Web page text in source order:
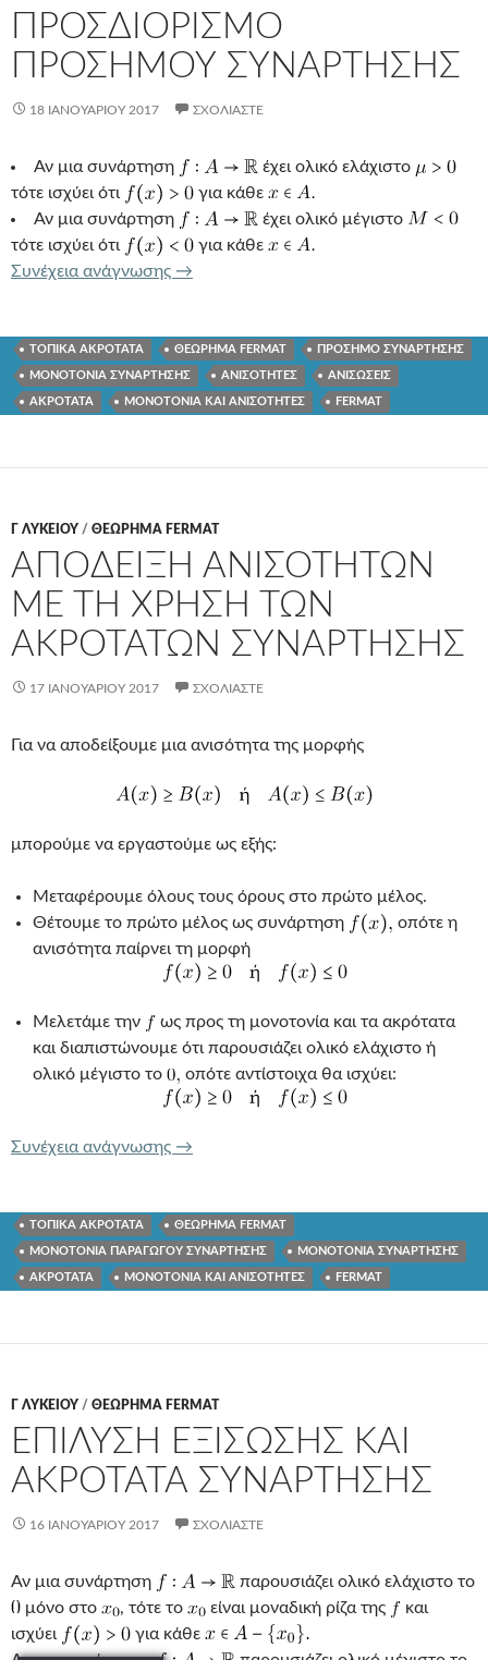
ΠΡΟΣΔΙΟΡΙΣΜΟ
ΠΡΟΣΗΜΟΥ ΣΥΝΑΡΤΗΣΗΣ
18 ΙΑΝΟΥΑΡΊΟΥ 2017 ΣΧΟΛΙΆΣΤΕ
Αν μια συνάρτηση
έχει ολικό ελάχιστο
τότε ισχύει ότι
για κάθε
Αν μια συνάρτηση
έχει ολικό μέγιστο
τότε ισχύει ότι
για κάθε
Συνέχεια ανάγνωσης ΟΛΙΚΟ ΑΚΡΟΤΑΤΟ ΣΥΝΑΡΤΗΣΗΣ
→
ΤΟΠΙΚΑ ΑΚΡΟΤΑΤΑ ΘΕΩΡΗΜΑ FERMAT ΠΡΟΣΗΜΟ ΣΥΝΑΡΤΗΣΗΣ
ΜΟΝΟΤΟΝΙΑ ΣΥΝΑΡΤΗΣΗΣ ΑΝΙΣΟΤΗΤΕΣ ΑΝΙΣΩΣΕΙΣ
ΑΚΡΟΤΑΤΑ ΜΟΝΟΤΟΝΙΑ ΚΑΙ ΑΝΙΣΟΤΗΤΕΣ FERMAT
Γ ΛΥΚΕΊΟΥ / ΘΕΩΡΗΜΑ FERMAT
ΑΠΟΔΕΙΞΗ ΑΝΙΣΟΤΗΤΩΝ
ΜΕ ΤΗ ΧΡΗΣΗ ΤΩΝ
ΑΚΡΟΤΑΤΩΝ ΣΥΝΑΡΤΗΣΗΣ
17 ΙΑΝΟΥΑΡΊΟΥ 2017 ΣΧΟΛΙΆΣΤΕ
Για να αποδείξουμε μια ανισότητα της μορφής
μπορούμε να εργαστούμε ως εξής:
Μεταφέρουμε όλους τους όρους στο πρώτο μέλος.
Θέτουμε το πρώτο μέλος ως συνάρτηση
οπότε η
ανισότητα παίρνει τη μορφή
Μελετάμε την
ως προς τη μονοτονία και τα ακρότατα
και διαπιστώνουμε ότι παρουσιάζει ολικό ελάχιστο ή
ολικό μέγιστο το
οπότε αντίστοιχα θα ισχύει:
Συνέχεια ανάγνωσης ΑΠΟΔΕΙΞΗ ΑΝΙΣΟΤΗΤΩΝ ΜΕ ΤΗ
→
ΤΟΠΙΚΑ ΑΚΡΟΤΑΤΑ ΘΕΩΡΗΜΑ FERMAT
ΜΟΝΟΤΟΝΙΑ ΠΑΡΑΓΩΓΟΥ ΣΥΝΑΡΤΗΣΗΣ ΜΟΝΟΤΟΝΙΑ ΣΥΝΑΡΤΗΣΗΣ
ΑΚΡΟΤΑΤΑ ΜΟΝΟΤΟΝΙΑ ΚΑΙ ΑΝΙΣΟΤΗΤΕΣ FERMAT
Γ ΛΥΚΕΊΟΥ / ΘΕΩΡΗΜΑ FERMAT
ΕΠΙΛΥΣΗ ΕΞΙΣΩΣΗΣ ΚΑΙ
ΑΚΡΟΤΑΤΑ ΣΥΝΑΡΤΗΣΗΣ
16 ΙΑΝΟΥΑΡΊΟΥ 2017 ΣΧΟΛΙΆΣΤΕ
Αν μια συνάρτηση
παρουσιάζει ολικό ελάχιστο το
μόνο στο
, τότε το είναι μοναδική ρίζα της
και
ισχύει
για κάθε